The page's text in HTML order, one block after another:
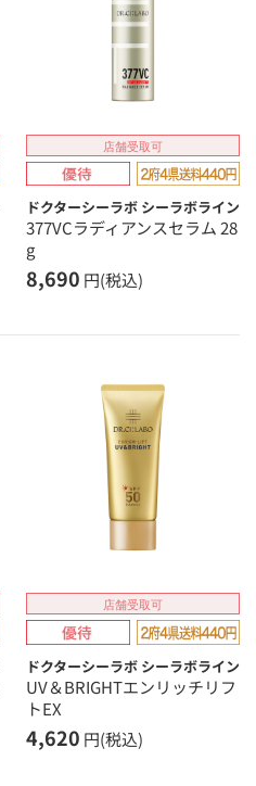
店舗受取可
ドクターシーラボ シーラボライン
377VCラディアンスセラム 28
g
8,690 円(税込)
店舗受取可
ドクターシーラボ シーラボライン
UV＆BRIGHTエンリッチリフ
トEX
4,620 円(税込)